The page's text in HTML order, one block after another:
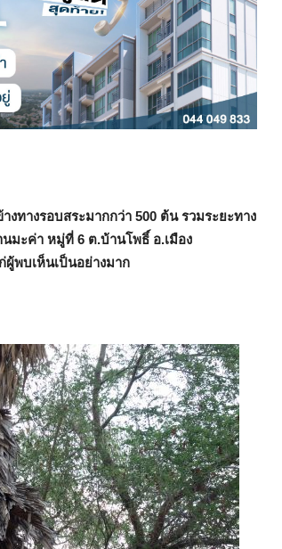
ทางรอบสระมากกว่า 500 ต้น รวมระยะทาง
มะค่า หมู่ที่ 6 ต.บ้านโพธิ์ อ.เมือง
ผู้พบเห็นเป็นอย่างมาก